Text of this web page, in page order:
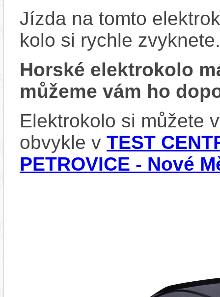
Jízda na tomto
kolo si rychle zvyknete.
Horské elektrokolo
můžeme vám ho
Elektrokolo si můžete
obvykle v TEST
PETROVICE - Nové